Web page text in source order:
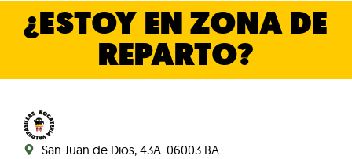
¿ESTOY EN ZONA DE
REPARTO?
San Juan de Dios, 43A. 06003 BA